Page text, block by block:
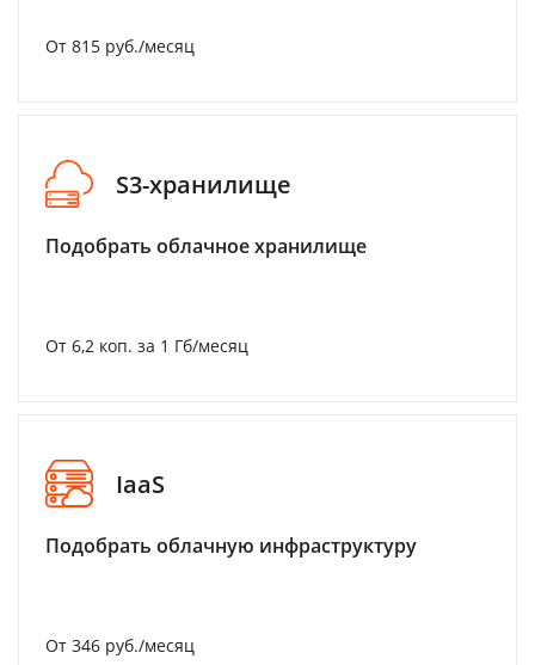
От 815 руб./месяц
S3-хранилище
Подобрать облачное хранилище
От 6,2 коп. за 1 Гб/месяц
IaaS
Подобрать облачную инфраструктуру
От 346 руб./месяц